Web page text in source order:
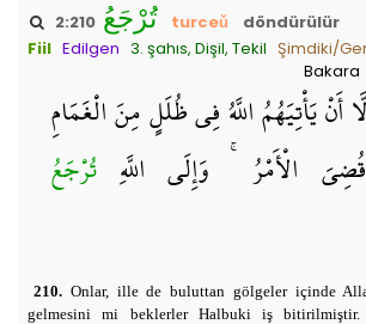
2:210 تُرْجَعُ turceǔ
döndürülür
Fiil Edilgen 3. şahıs, Dişil, Tekil Şimdiki/
Bakara
أَنْ يَأْتِيَهُمُ اللَّهُ فِي ظُلَلٍ مِنَ الْغَمَامِ
الْأَمْرُ ۚ وَإِلَى اللَّهِ تُرْجَعُ
210. Onlar, ille de buluttan gölgeler içinde
gelmesini mi beklerler Halbuki iş bitirilmiştir.